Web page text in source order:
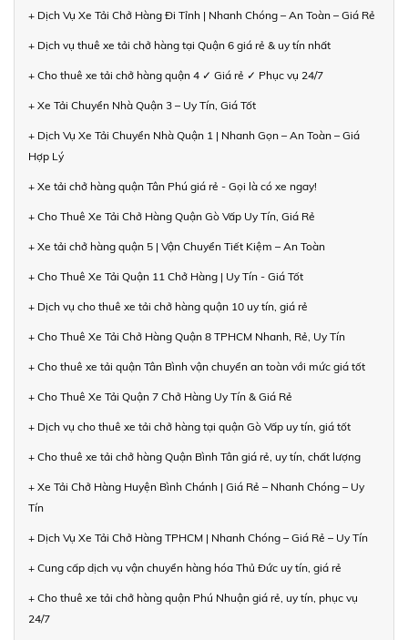
+ Dịch Vụ Xe Tải Chở Hàng Đi Tỉnh | Nhanh Chóng – An Toàn – Giá Rẻ
+ Dịch vụ thuê xe tải chở hàng tại Quận 6 giá rẻ & uy tín nhất
+ Cho thuê xe tải chở hàng quận 4 ✓ Giá rẻ ✓ Phục vụ 24/7
+ Xe Tải Chuyển Nhà Quận 3 – Uy Tín, Giá Tốt
+ Dịch Vụ Xe Tải Chuyển Nhà Quận 1 | Nhanh Gọn – An Toàn – Giá
Hợp Lý
+ Xe tải chở hàng quận Tân Phú giá rẻ - Gọi là có xe ngay!
+ Cho Thuê Xe Tải Chở Hàng Quận Gò Vấp Uy Tín, Giá Rẻ
+ Xe tải chở hàng quận 5 | Vận Chuyển Tiết Kiệm – An Toàn
+ Cho Thuê Xe Tải Quận 11 Chở Hàng | Uy Tín - Giá Tốt
+ Dịch vụ cho thuê xe tải chở hàng quận 10 uy tín, giá rẻ
+ Cho Thuê Xe Tải Chở Hàng Quận 8 TPHCM Nhanh, Rẻ, Uy Tín
+ Cho thuê xe tải quận Tân Bình vận chuyển an toàn với mức giá tốt
+ Cho Thuê Xe Tải Quận 7 Chở Hàng Uy Tín & Giá Rẻ
+ Dịch vụ cho thuê xe tải chở hàng tại quận Gò Vấp uy tín, giá tốt
+ Cho thuê xe tải chở hàng Quận Bình Tân giá rẻ, uy tín, chất lượng
+ Xe Tải Chở Hàng Huyện Bình Chánh | Giá Rẻ – Nhanh Chóng – Uy
Tín
+ Dịch Vụ Xe Tải Chở Hàng TPHCM | Nhanh Chóng – Giá Rẻ – Uy Tín
+ Cung cấp dịch vụ vận chuyển hàng hóa Thủ Đức uy tín, giá rẻ
+ Cho thuê xe tải chở hàng quận Phú Nhuận giá rẻ, uy tín, phục vụ
24/7